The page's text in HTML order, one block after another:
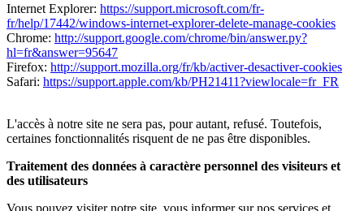
Internet Explorer: https://support.microsoft.com/fr-
fr/help/17442/windows-internet-explorer-delete-manage-cookies
Chrome: http://support.google.com/chrome/bin/answer.py?
hl=fr&answer=95647
Firefox: http://support.mozilla.org/fr/kb/activer-desactiver-cookies
Safari: https://support.apple.com/kb/PH21411?viewlocale=fr_FR
L'accès à notre site ne sera pas, pour autant, refusé. Toutefois,
certaines fonctionnalités risquent de ne pas être disponibles.
Traitement des données à caractère personnel des visiteurs et
des utilisateurs
Vous pouvez visiter notre site, vous informer sur nos services et